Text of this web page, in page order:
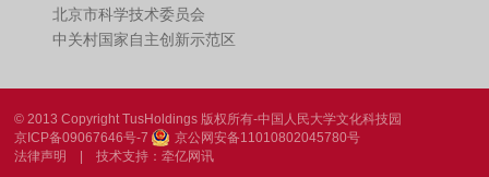
北京市科学技术委员会
中关村国家自主创新示范区
© 2013 Copyright TusHoldings 版权所有-中国人民大学文化科技园
京ICP备09067646号-7
京公网安备11010802045780号
法律声明
|技术支持：牵亿网讯